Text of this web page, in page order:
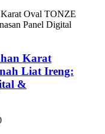
Karat
Liat Ireng:
&